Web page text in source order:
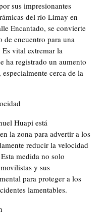
sus impresionantes
del río Limay en
Encantado, se convierte
de encuentro para una
vital extremar la
ha registrado un aumento
cerca de la
Huapi está
la zona para advertir a los
reducir la velocidad
medida no solo
y sus
para proteger a los
lamentables.